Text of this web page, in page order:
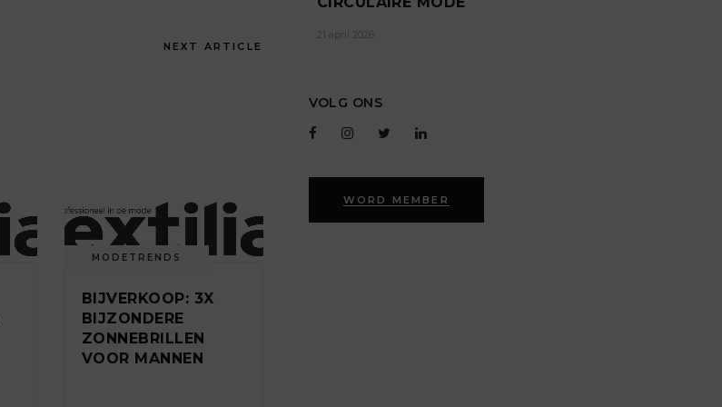
NEXT ARTICLE
MODETRENDS
BIJVERKOOP: 3X
BIJZONDERE
ZONNEBRILLEN
VOOR MANNEN
21 april 2026
VOLG ONS
WORD MEMBER